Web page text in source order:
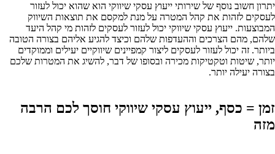
יתרון חשוב נוסף של שירותי ייעוץ עסקי שיווקי הוא שהוא יכול לעזור
לעסקים לזהות את קהל המטרה על מנת למקסם את תוצאות השיווק
המבוצעות. ייעוץ עסקי שיווקי יכול לעזור לעסקים לזהות מי קהל היעד
שלהם, מהם הצרכים וההעדפות שלהם וכיצד להגיע אליהם בצורה הטובה
ביותר. זה יכול לעזור לעסקים ליצור קמפיינים שיווקיים יעילים וממוקדים
יותר, שיטות וטקטיקות מכירה ובסופו של דבר, להשיג את המטרות שלכם
בצורה יעילה יותר.
זמן = כסף, ייעוץ עסקי שיווקי חוסך לכם הרבה
מזה